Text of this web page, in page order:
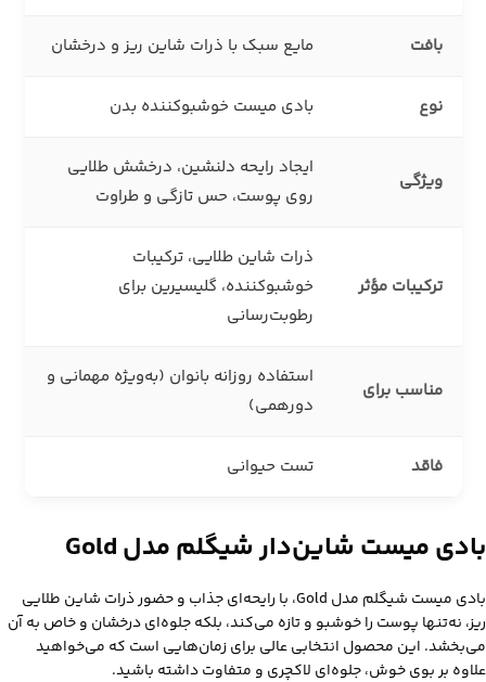
بافت مایع سبک با ذرات شاین ریز و درخشان
نوع بادی میست خوشبوکننده بدن
ویژگی
ایجاد رایحه دلنشین، درخشش طلایی
روی پوست، حس تازگی و طراوت
ترکیبات مؤثر
ذرات شاین طلایی، ترکیبات
خوشبوکننده، گلیسیرین برای
رطوبت‌رسانی
مناسب برای
استفاده روزانه بانوان (به‌ویژه مهمانی و
دورهمی)
فاقد تست حیوانی
بادی میست شاین‌دار شیگلم مدل Gold
بادی میست شیگلم مدل Gold، با رایحه‌ای جذاب و حضور ذرات شاین طلایی
ریز، نه‌تنها پوست را خوشبو و تازه می‌کند، بلکه جلوه‌ای درخشان و خاص به آن
می‌بخشد. این محصول انتخابی عالی برای زمان‌هایی است که می‌خواهید
علاوه بر بوی خوش، جلوه‌ای لاکچری و متفاوت داشته باشید.